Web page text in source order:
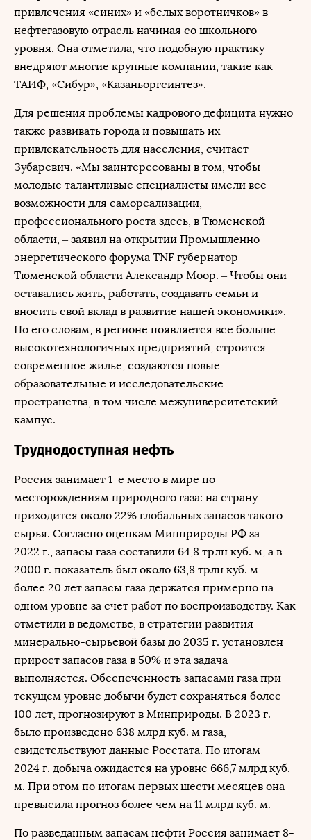
привлечения «синих» и «белых воротничков» в
нефтегазовую отрасль начиная со школьного
уровня. Она отметила, что подобную практику
внедряют многие крупные компании, такие как
ТАИФ, «Сибур», «Казаньоргсинтез».
Для решения проблемы кадрового дефицита нужно
также развивать города и повышать их
привлекательность для населения, считает
Зубаревич. «Мы заинтересованы в том, чтобы
молодые талантливые специалисты имели все
возможности для самореализации,
профессионального роста здесь, в Тюменской
области, – заявил на открытии Промышленно-
энергетического форума TNF губернатор
Тюменской области Александр Моор. – Чтобы они
оставались жить, работать, создавать семьи и
вносить свой вклад в развитие нашей экономики».
По его словам, в регионе появляется все больше
высокотехнологичных предприятий, строится
современное жилье, создаются новые
образовательные и исследовательские
пространства, в том числе межуниверситетский
кампус.
Труднодоступная нефть
Россия занимает 1-е место в мире по
месторождениям природного газа: на страну
приходится около 22% глобальных запасов такого
сырья. Согласно оценкам Минприроды РФ за
2022 г., запасы газа составили 64,8 трлн куб. м, а в
2000 г. показатель был около 63,8 трлн куб. м –
более 20 лет запасы газа держатся примерно на
одном уровне за счет работ по воспроизводству. Как
отметили в ведомстве, в стратегии развития
минерально-сырьевой базы до 2035 г. установлен
прирост запасов газа в 50% и эта задача
выполняется. Обеспеченность запасами газа при
текущем уровне добычи будет сохраняться более
100 лет, прогнозируют в Минприроды. В 2023 г.
было произведено 638 млрд куб. м газа,
свидетельствуют данные Росстата. По итогам
2024 г. добыча ожидается на уровне 666,7 млрд куб.
м. При этом по итогам первых шести месяцев она
превысила прогноз более чем на 11 млрд куб. м.
По разведанным запасам нефти Россия занимает 8-